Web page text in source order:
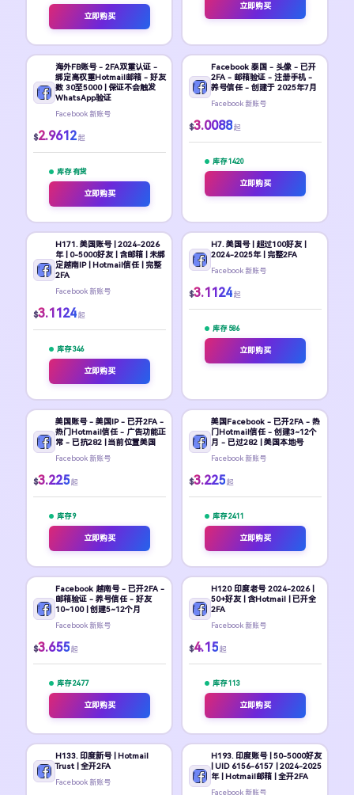
立即购买
立即购买
海外FB账号 - 2FA双重认证 -
绑定高权重Hotmail邮箱 - 好友
数 30至5000 | 保证不会触发
WhatsApp验证
Facebook 新账号
$2.9612 起
库存 有货
立即购买
Facebook 泰国 - 头像 - 已开
2FA - 邮箱验证 - 注册手机 -
养号信任 - 创建于 2025年7月
Facebook 新账号
$3.0088 起
库存 1420
立即购买
H171. 美国账号 | 2024-2026
年 | 0-5000好友 | 含邮箱 | 未绑
定越南IP | Hotmail信任 | 完整
2FA
Facebook 新账号
$3.1124 起
库存 346
立即购买
H7. 美国号 | 超过100好友 |
2024-2025年 | 完整2FA
Facebook 新账号
$3.1124 起
库存 586
立即购买
美国账号 - 美国IP - 已开2FA -
热门Hotmail信任 - 广告功能正
常 - 已抗282 | 当前位置美国
Facebook 新账号
$3.225 起
库存 9
立即购买
美国Facebook - 已开2FA - 热
门Hotmail信任 - 创建3~12个
月 - 已过282 | 美国本地号
Facebook 新账号
$3.225 起
库存 2411
立即购买
Facebook 越南号 - 已开2FA -
邮箱验证 - 养号信任 - 好友
10~100 | 创建5~12个月
Facebook 新账号
$3.655 起
库存 2477
立即购买
H120 印度老号 2024-2026 |
50+好友 | 含Hotmail | 已开全
2FA
Facebook 新账号
$4.15 起
库存 113
立即购买
H133. 印度新号 | Hotmail
Trust | 全开2FA
Facebook 新账号
H193. 印度账号 | 50-5000好友
| UID 6156-6157 | 2024-2025
年 | Hotmail邮箱 | 全开2FA
Facebook 新账号